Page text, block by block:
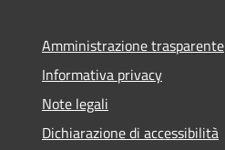
Amministrazione trasparente
Informativa privacy
Note legali
Dichiarazione di accessibilità